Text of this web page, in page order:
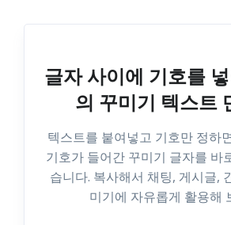
글자 사이에 기호를
의 꾸미기 텍스트
텍스트를 붙여넣고 기호만 정하
기호가 들어간 꾸미기 글자를 바
습니다. 복사해서 채팅, 게시글,
미기에 자유롭게 활용해